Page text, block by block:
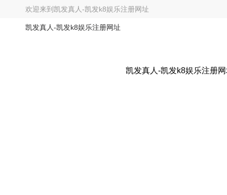
欢迎来到 凯发真人-凯发k8娱乐注册网址
凯发真人-凯发k8娱乐注册网址
凯发真人-凯发k8娱乐注册